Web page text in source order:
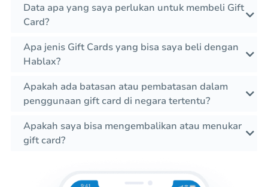
Data apa yang saya perlukan untuk membeli Gift
Card?
Apa jenis Gift Cards yang bisa saya beli dengan
Hablax?
Apakah ada batasan atau pembatasan dalam
penggunaan gift card di negara tertentu?
Apakah saya bisa mengembalikan atau menukar
gift card?